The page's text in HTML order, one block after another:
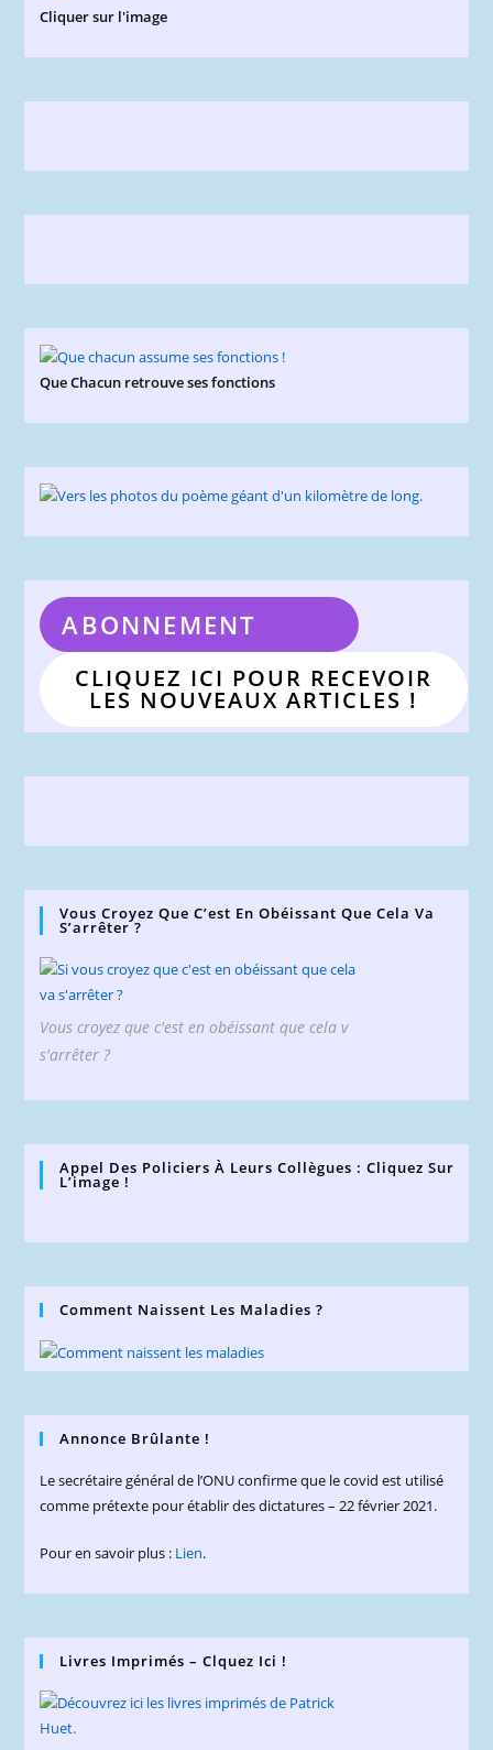
Cliquer sur l'image
Que Chacun retrouve ses fonctions
ABONNEMENT
CLIQUEZ ICI POUR RECEVOIR
LES NOUVEAUX ARTICLES !
Vous Croyez Que C’est En Obéissant Que Cela Va
S’arrêter ?
Vous croyez que c'est en obéissant que cela v
s'arrêter ?
Appel Des Policiers À Leurs Collègues : Cliquez Sur
L’image !
Comment Naissent Les Maladies ?
Annonce Brûlante !
Le secrétaire général de l’ONU confirme que le covid est utilisé
comme prétexte pour établir des dictatures – 22 février 2021.
Pour en savoir plus : Lien.
Livres Imprimés – Clquez Ici !